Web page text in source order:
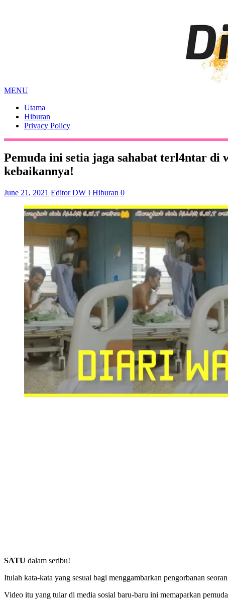
MENU
Utama
Hiburan
Privacy Policy
Pemuda ini setia jaga sahabat terl4ntar
kebaikannya!
June 21, 2021 Editor DW I Hiburan 0
SATU dalam seribu!
Itulah kata-kata yang sesuai bagi menggambarkan pengorbanan
Video itu yang tular di media sosial baru-baru ini memaparkan